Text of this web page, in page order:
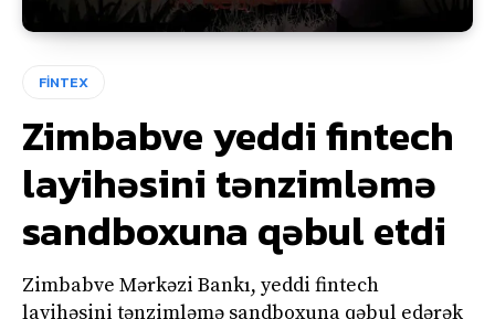
FİNTEX
Zimbabve yeddi fintech
layihəsini tənzimləmə
sandboxuna qəbul etdi
Zimbabve Mərkəzi Bankı, yeddi fintech
layihəsini tənzimləmə sandboxuna qəbul edərək